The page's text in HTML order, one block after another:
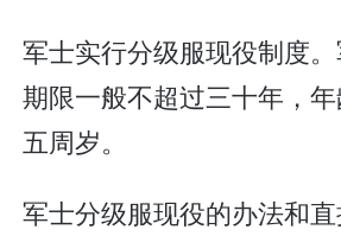
军士实行分级服现役制度
期限一般不超过三十年，
五周岁。
军士分级服现役的办法和